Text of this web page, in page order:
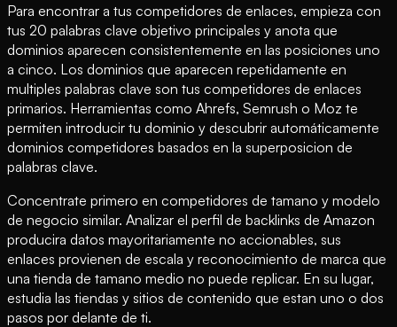
Para encontrar a tus competidores de enlaces, empieza con
tus 20 palabras clave objetivo principales y anota que
dominios aparecen consistentemente en las posiciones uno
a cinco. Los dominios que aparecen repetidamente en
multiples palabras clave son tus competidores de enlaces
primarios. Herramientas como Ahrefs, Semrush o Moz te
permiten introducir tu dominio y descubrir automáticamente
dominios competidores basados en la superposicion de
palabras clave.
Concentrate primero en competidores de tamano y modelo
de negocio similar. Analizar el perfil de backlinks de Amazon
producira datos mayoritariamente no accionables, sus
enlaces provienen de escala y reconocimiento de marca que
una tienda de tamano medio no puede replicar. En su lugar,
estudia las tiendas y sitios de contenido que estan uno o dos
pasos por delante de ti.